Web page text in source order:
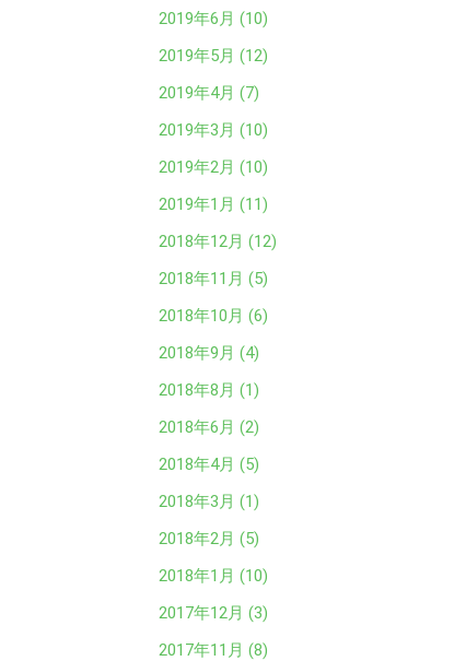
2019年6月 (10)
2019年5月 (12)
2019年4月 (7)
2019年3月 (10)
2019年2月 (10)
2019年1月 (11)
2018年12月 (12)
2018年11月 (5)
2018年10月 (6)
2018年9月 (4)
2018年8月 (1)
2018年6月 (2)
2018年4月 (5)
2018年3月 (1)
2018年2月 (5)
2018年1月 (10)
2017年12月 (3)
2017年11月 (8)